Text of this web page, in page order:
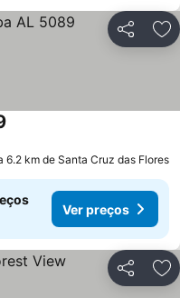
Partilhar
6.2 km de Santa Cruz das Flores
Ver preços
Partilhar